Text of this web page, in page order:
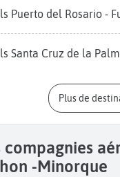
Puerto del Rosario -
Santa Cruz de la
Plus de
compagnies
-Minorque